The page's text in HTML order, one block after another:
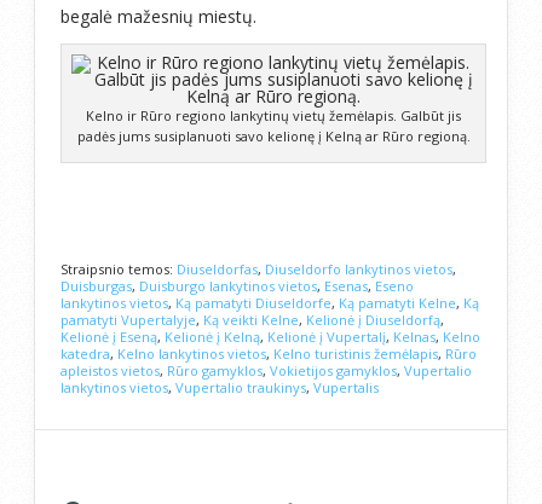
begalė mažesnių miestų.
Kelno ir Rūro regiono lankytinų vietų žemėlapis. Galbūt jis
padės jums susiplanuoti savo kelionę į Kelną ar Rūro regioną.
Straipsnio temos: Diuseldorfas, Diuseldorfo lankytinos vietos,
Duisburgas, Duisburgo lankytinos vietos, Esenas, Eseno
lankytinos vietos, Ką pamatyti Diuseldorfe, Ką pamatyti Kelne, Ką
pamatyti Vupertalyje, Ką veikti Kelne, Kelionė į Diuseldorfą,
Kelionė į Eseną, Kelionė į Kelną, Kelionė į Vupertalį, Kelnas, Kelno
katedra, Kelno lankytinos vietos, Kelno turistinis žemėlapis, Rūro
apleistos vietos, Rūro gamyklos, Vokietijos gamyklos, Vupertalio
lankytinos vietos, Vupertalio traukinys, Vupertalis